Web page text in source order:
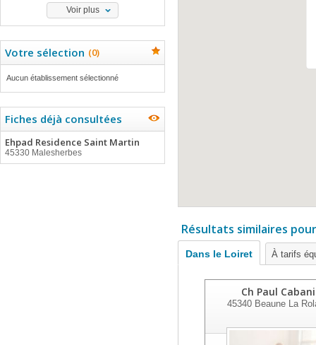
Voir plus
Votre sélection (0)
Aucun établissement sélectionné
Fiches déjà consultées
Ehpad Residence Saint Martin
45330 Malesherbes
Résultats similaires
Dans le Loiret À tarifs
Ch Paul
45340Beaune La